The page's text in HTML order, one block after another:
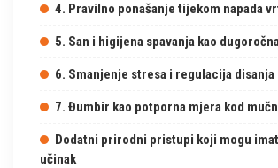
4. Pravilno ponašanje tijekom napada
5. San i higijena spavanja kao
6. Smanjenje stresa i regulacija disanja
7. Đumbir kao potporna mjera kod
Dodatni prirodni pristupi koji mogu
učinak